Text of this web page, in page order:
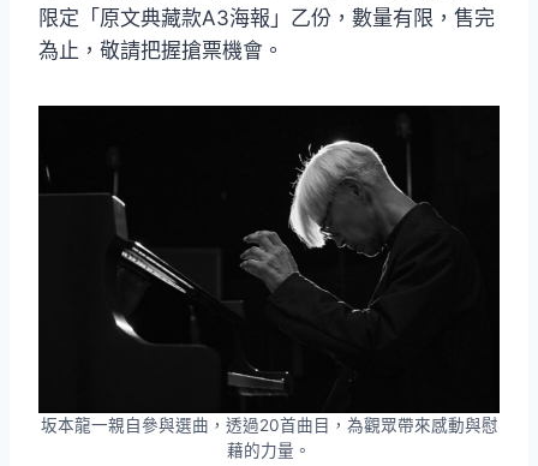
限定「原文典藏款A3海報」乙份，數量有限，售完
為止，敬請把握搶票機會。
坂本龍一親自參與選曲，透過20首曲目，為觀眾帶來感動與慰
藉的力量。